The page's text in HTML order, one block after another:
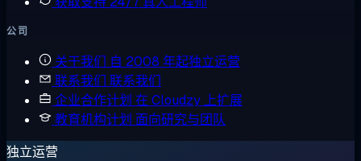
公司
关于我们 自 2008 年起独立运营
联系我们 联系我们
企业合作计划 在 Cloudzy 上扩展
教育机构计划 面向研究与团队
独立运营